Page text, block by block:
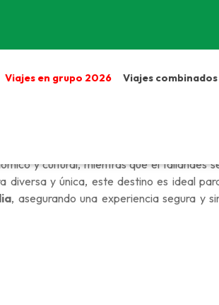
Viajes en grupo 2026 Viajes combinados
y cultural, mientras que el tailandés
diversa y única, este destino es ideal
, asegurando una experiencia segura y